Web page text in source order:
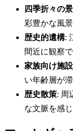
四季折々の
彩豊かな風
歴史的遺構:
間近に観察で
家族向け施設
い年齢層が
歴史散策: 周
な文脈を感